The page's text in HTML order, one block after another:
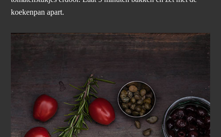
koekenpan apart.